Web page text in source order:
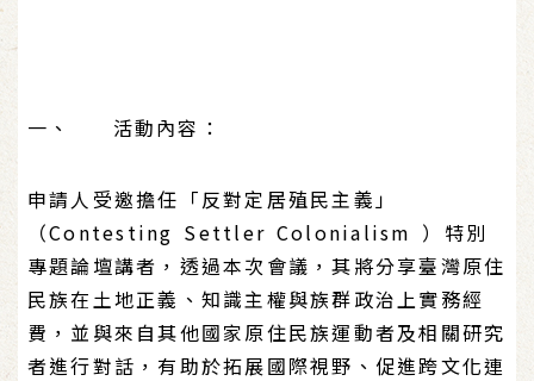
一、 活動內容：
申請人受邀擔任「反對定居殖民主義」
（Contesting Settler Colonialism ）特別
專題論壇講者，透過本次會議，其將分享臺灣原住
民族在土地正義、知識主權與族群政治上實務經
費，並與來自其他國家原住民族運動者及相關研究
者進行對話，有助於拓展國際視野、促進跨文化連